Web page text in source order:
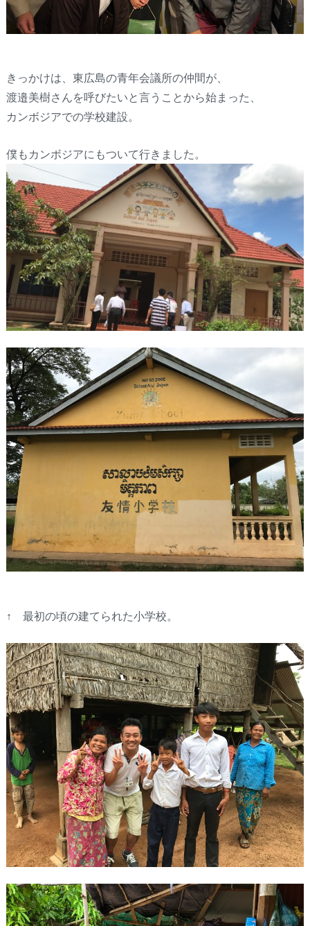
きっかけは、東広島の青年会議所の仲間が、
渡邉美樹さんを呼びたいと言うことから始まった、
カンボジアでの学校建設。
僕もカンボジアにもついて行きました。
↑ 最初の頃の建てられた小学校。